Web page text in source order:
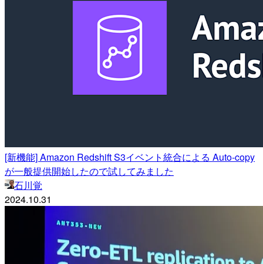
[新機能] Amazon Redshift S3イベント統合による Auto-copy
が一般提供開始したので試してみました
石川覚
2024.10.31